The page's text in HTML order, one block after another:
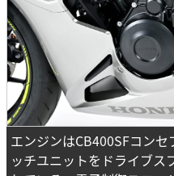
エンジンはCB400SFコンセ
ッチユニットをドライブス